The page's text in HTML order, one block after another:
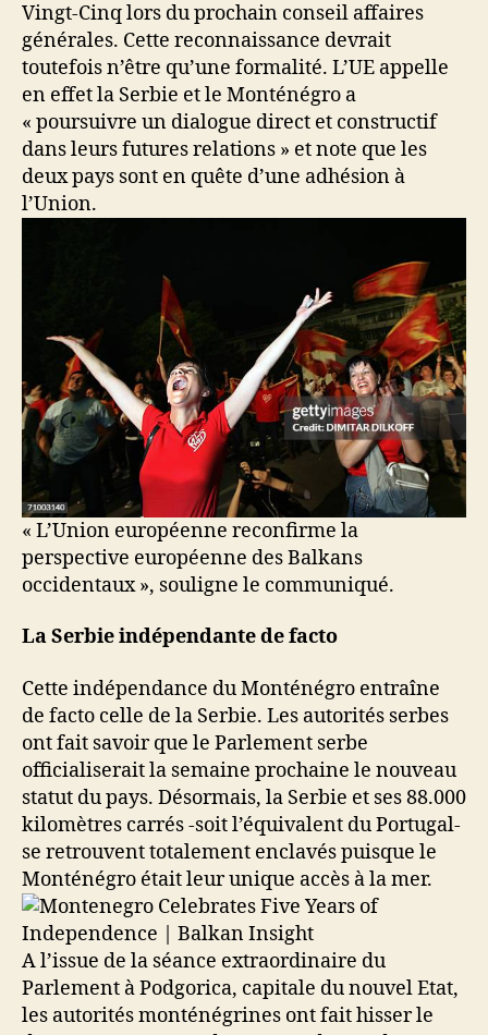
Vingt-Cinq lors du prochain conseil affaires
générales. Cette reconnaissance devrait
toutefois n’être qu’une formalité. L’UE appelle
en effet la Serbie et le Monténégro a
« poursuivre un dialogue direct et constructif
dans leurs futures relations » et note que les
deux pays sont en quête d’une adhésion à
l’Union.
« L’Union européenne reconfirme la
perspective européenne des Balkans
occidentaux », souligne le communiqué.
La Serbie indépendante de facto
Cette indépendance du Monténégro entraîne
de facto celle de la Serbie. Les autorités serbes
ont fait savoir que le Parlement serbe
officialiserait la semaine prochaine le nouveau
statut du pays. Désormais, la Serbie et ses 88.000
kilomètres carrés -soit l’équivalent du Portugal-
se retrouvent totalement enclavés puisque le
Monténégro était leur unique accès à la mer.
A l’issue de la séance extraordinaire du
Parlement à Podgorica, capitale du nouvel Etat,
les autorités monténégrines ont fait hisser le